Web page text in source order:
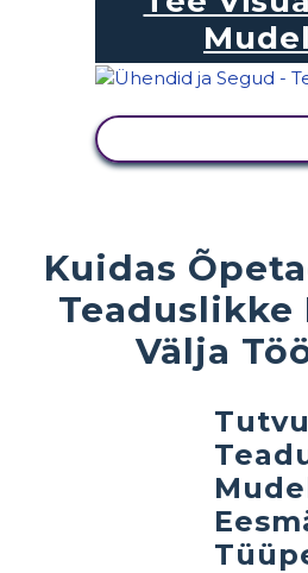
Kuidas
Teaduslikke
Välja